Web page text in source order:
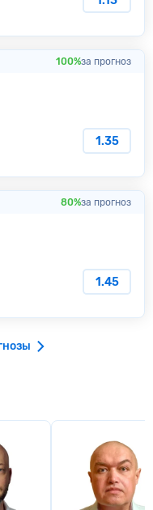
100%за прогноз
1.35
80%за прогноз
1.45